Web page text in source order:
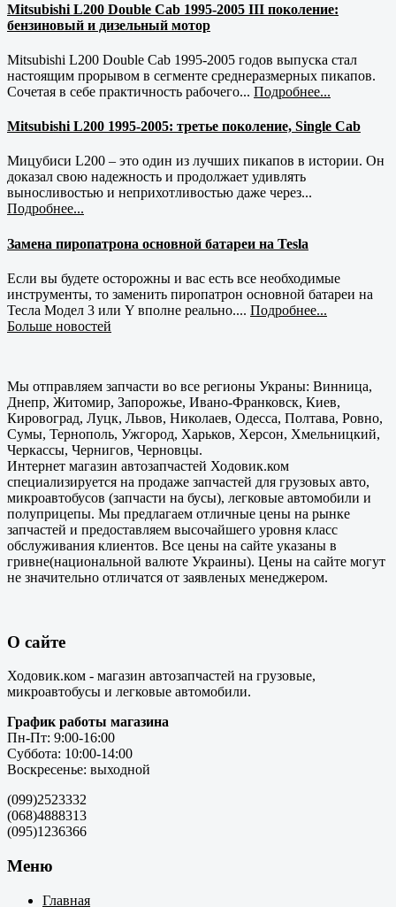
Mitsubishi L200 Double Cab 1995-2005 III поколение:
бензиновый и дизельный мотор
Mitsubishi L200 Double Cab 1995-2005 годов выпуска стал
настоящим прорывом в сегменте среднеразмерных пикапов.
Сочетая в себе практичность рабочего... Подробнее...
Mitsubishi L200 1995-2005: третье поколение, Single Cab
Мицубиси L200 – это один из лучших пикапов в истории. Он
доказал свою надежность и продолжает удивлять
выносливостью и неприхотливостью даже через...
Подробнее...
Замена пиропатрона основной батареи на Tesla
Если вы будете осторожны и вас есть все необходимые
инструменты, то заменить пиропатрон основной батареи на
Тесла Модел 3 или Y вполне реально.... Подробнее...
Больше новостей
Мы отправляем запчасти во все регионы Украны: Винница,
Днепр, Житомир, Запорожье, Ивано-Франковск, Киев,
Кировоград, Луцк, Львов, Николаев, Одесса, Полтава, Ровно,
Сумы, Тернополь, Ужгород, Харьков, Херсон, Хмельницкий,
Черкассы, Чернигов, Черновцы.
Интернет магазин автозапчастей Ходовик.ком
специализируется на продаже запчастей для грузовых авто,
микроавтобусов (запчасти на бусы), легковые автомобили и
полуприцепы. Мы предлагаем отличные цены на рынке
запчастей и предоставляем высочайшего уровня класс
обслуживания клиентов. Все цены на сайте указаны в
гривне(национальной валюте Украины). Цены на сайте могут
не значительно отличатся от заявленых менеджером.
О сайте
Ходовик.ком - магазин автозапчастей на грузовые,
микроавтобусы и легковые автомобили.
График работы магазина
Пн-Пт: 9:00-16:00
Суббота: 10:00-14:00
Воскресенье: выходной
(099)2523332
(068)4888313
(095)1236366
Меню
Главная